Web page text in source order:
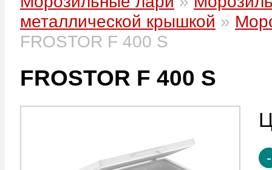
металлической крышкой »
FROSTOR F 400 S
FROSTOR F 400 S